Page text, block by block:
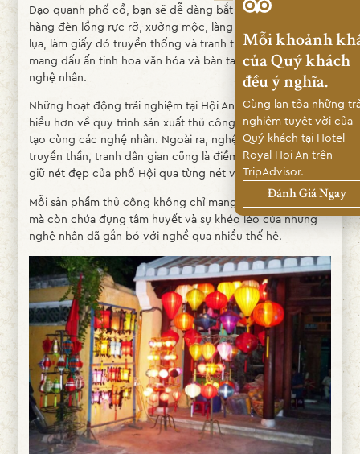
Dạo quanh phố cổ, bạn sẽ dễ dàng bắt gặp những cửa
hàng đèn lồng rực rỡ, xưởng mộc, làng gốm, xưởng dệt
lụa, làm giấy dó truyền thống và tranh thêu – tất cả đều
mang dấu ấn tinh hoa văn hóa và bàn tay tài hoa của các
nghệ nhân.
Những hoạt động trải nghiệm tại Hội An giúp du khách
hiểu hơn về quy trình sản xuất thủ công và thử sức sáng
tạo cùng các nghệ nhân. Ngoài ra, nghệ thuật vẽ tranh
truyền thần, tranh dân gian cũng là điểm nhấn, giúp lưu
giữ nét đẹp của phố Hội qua từng nét vẽ tinh tế.
Mỗi sản phẩm thủ công không chỉ mang giá trị thẩm mỹ
mà còn chứa đựng tâm huyết và sự khéo léo của những
nghệ nhân đã gắn bó với nghề qua nhiều thế hệ.
Mỗi khoảnh
của Quý khách
đều ý nghĩa.
Cùng lan tỏa những
nghiệm tuyệt vời của
Quý khách tại Hotel
Royal Hoi An trên
TripAdvisor.
Đánh Giá Ngay